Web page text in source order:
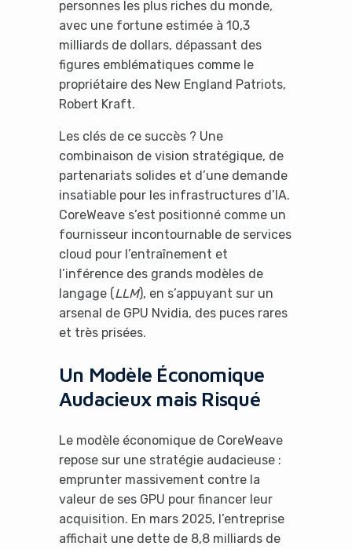
personnes les plus riches du monde,
avec une fortune estimée à 10,3
milliards de dollars, dépassant des
figures emblématiques comme le
propriétaire des New England Patriots,
Robert Kraft.
Les clés de ce succès ? Une
combinaison de vision stratégique, de
partenariats solides et d’une demande
insatiable pour les infrastructures d’IA.
CoreWeave s’est positionné comme un
fournisseur incontournable de services
cloud pour l’entraînement et
l’inférence des grands modèles de
langage (LLM), en s’appuyant sur un
arsenal de GPU Nvidia, des puces rares
et très prisées.
Un Modèle Économique
Audacieux mais Risqué
Le modèle économique de CoreWeave
repose sur une stratégie audacieuse :
emprunter massivement contre la
valeur de ses GPU pour financer leur
acquisition. En mars 2025, l’entreprise
affichait une dette de 8,8 milliards de